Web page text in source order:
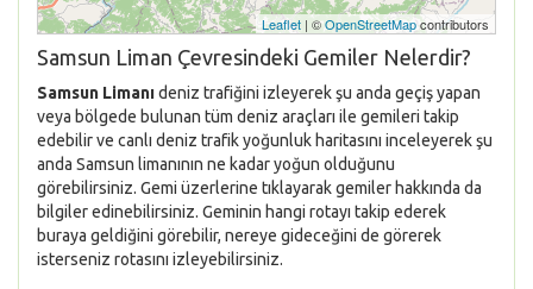
Leaflet | ©OpenStreetMapcontributors
Samsun Liman Çevresindeki Gemiler Nelerdir?
Samsun Limanıdeniz trafiğini izleyerek şu anda geçiş yapan
veya bölgede bulunan tüm deniz araçları ile gemileri takip
edebilir ve canlı deniz trafik yoğunluk haritasını inceleyerek şu
anda Samsun limanının ne kadar yoğun olduğunu
görebilirsiniz. Gemi üzerlerine tıklayarak gemiler hakkında da
bilgiler edinebilirsiniz. Geminin hangi rotayı takip ederek
buraya geldiğini görebilir, nereye gideceğini de görerek
isterseniz rotasını izleyebilirsiniz.